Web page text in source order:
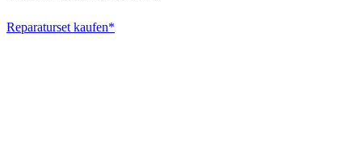
Reparaturset kaufen*